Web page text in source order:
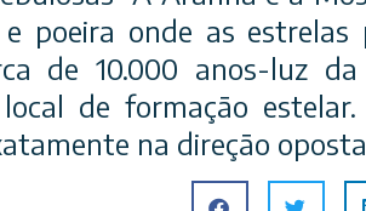
poeira onde as
de 10.000 anos-luz
de formação
na direção